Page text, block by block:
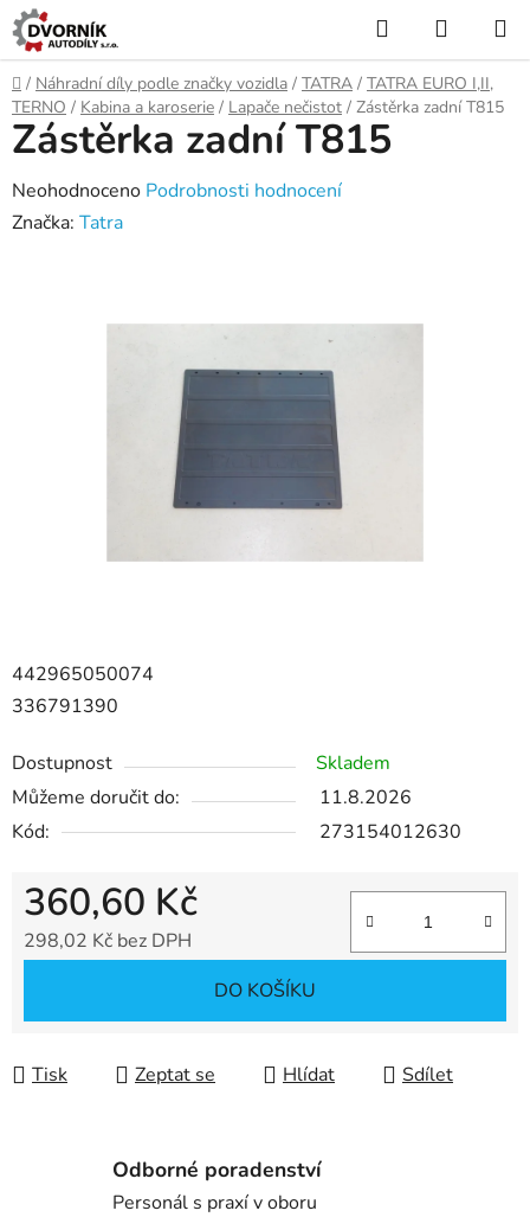
Přejít
na
obsah
Hledat
KOŠÍK
Domů
/ Náhradní díly podle značky vozidla / TATRA / TATRA EURO I,II,
TERNO / Kabina a karoserie / Lapače nečistot / Zástěrka zadní T815
442965050074
336791390
Dostupnost
Skladem
Můžeme doručit do:
11.8.2026
Kód:
273154012630
360,60 Kč
298,02 Kč bez DPH
DO KOŠÍKU
Tisk Zeptat se Hlídat Sdílet
Zástěrka zadní T815
Průměrné
hodnocení
Neohodnoceno Podrobnosti hodnocení
Značka: Tatra
Odborné poradenství
Personál s praxí v oboru